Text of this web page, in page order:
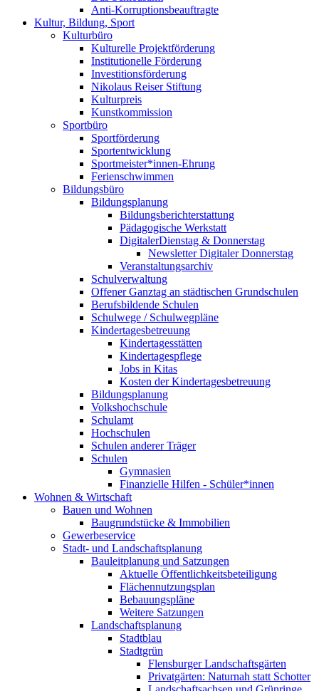
Anti-Korruptionsbeauftragte
Kultur, Bildung, Sport
Kulturbüro
Kulturelle Projektförderung
Institutionelle Förderung
Investitionsförderung
Nikolaus Reiser Stiftung
Kulturpreis
Kunstkommission
Sportbüro
Sportförderung
Sportentwicklung
Sportmeister*innen-Ehrung
Ferienschwimmen
Bildungsbüro
Bildungsplanung
Bildungsberichterstattung
Pädagogische Werkstatt
DigitalerDienstag & Donnerstag
Newsletter Digitaler Donnerstag
Veranstaltungsarchiv
Schulverwaltung
Offener Ganztag an städtischen Grundschulen
Berufsbildende Schulen
Schulwege / Schulwegpläne
Kindertagesbetreuung
Kindertagesstätten
Kindertagespflege
Jobs in Kitas
Kosten der Kindertagesbetreuung
Bildungsplanung
Volkshochschule
Schulamt
Hochschulen
Schulen anderer Träger
Schulen
Gymnasien
Finanzielle Hilfen - Schüler*innen
Wohnen & Wirtschaft
Bauen und Wohnen
Baugrundstücke & Immobilien
Gewerbeservice
Stadt- und Landschaftsplanung
Bauleitplanung und Satzungen
Aktuelle Öffentlichkeitsbeteiligung
Flächennutzungsplan
Bebauungspläne
Weitere Satzungen
Landschaftsplanung
Stadtblau
Stadtgrün
Flensburger Landschaftsgärten
Privatgärten: Naturnah statt Schotter